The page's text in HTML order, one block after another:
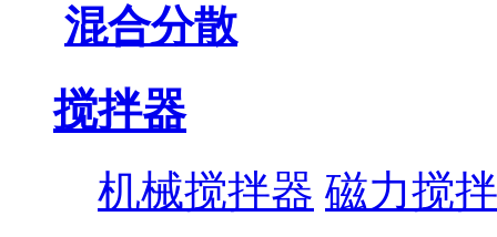
混合分散
搅拌器
机械搅拌器 磁力搅